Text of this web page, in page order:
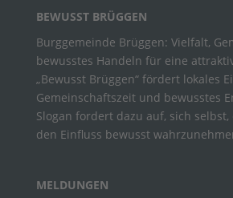
BEWUSST BRÜGGEN
Burggemeinde Brüggen: Vielfalt,
bewusstes Handeln für eine
„Bewusst Brüggen“ fördert lokales
Gemeinschaftszeit und bewusstes
Slogan fordert dazu auf, sich
den Einfluss bewusst
MELDUNGEN